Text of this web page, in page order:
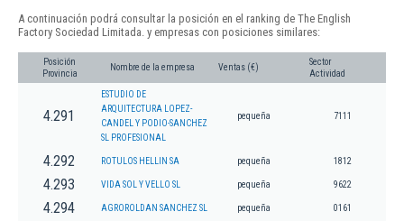
A continuación podrá consultar la posición en el ranking de The English
Factory Sociedad Limitada. y empresas con posiciones similares:
Posición
Provincia
Nombre de la empresa Ventas (€)
Sector
Actividad
4.291
ESTUDIO DE
ARQUITECTURA LOPEZ-
CANDEL Y PODIO-SANCHEZ
SL PROFESIONAL
pequeña 7111
4.292 ROTULOS HELLIN SA pequeña 1812
4.293 VIDA SOL Y VELLO SL pequeña 9622
4.294 AGROROLDAN SANCHEZ SL pequeña 0161